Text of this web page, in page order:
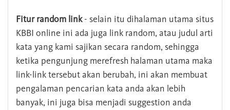
Fitur random link- selain itu dihalaman utama situs
KBBI online ini ada juga link random, atau judul arti
kata yang kami sajikan secara random, sehingga
ketika pengunjung merefresh halaman utama maka
link-link tersebut akan berubah, ini akan membuat
pengalaman pencarian kata anda akan lebih
banyak, ini juga bisa menjadi suggestion anda